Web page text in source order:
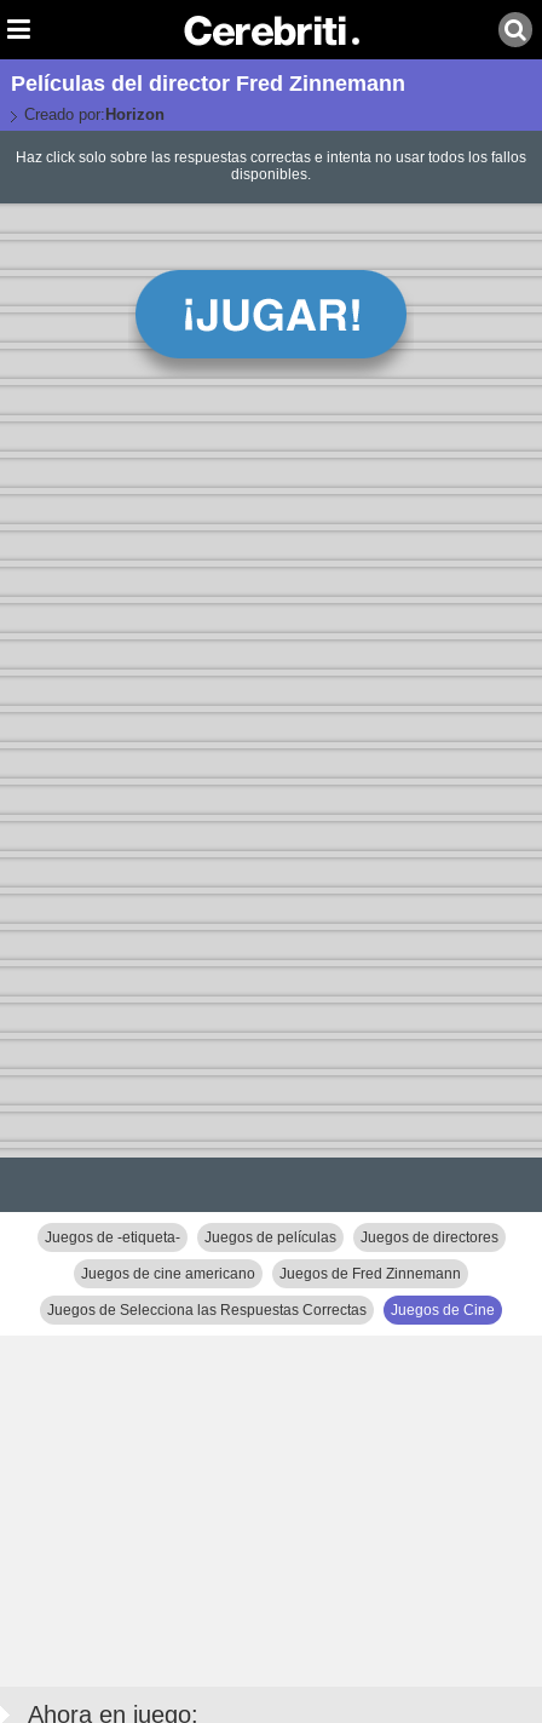
Películas del director Fred Zinnemann
Creado por: Horizon
Haz click solo sobre las respuestas correctas e intenta no usar todos los fallos
disponibles.
Juegos de -etiqueta- Juegos de películas Juegos de directores
Juegos de cine americano Juegos de Fred Zinnemann
Juegos de Selecciona las Respuestas Correctas Juegos de Cine
Ahora en juego: